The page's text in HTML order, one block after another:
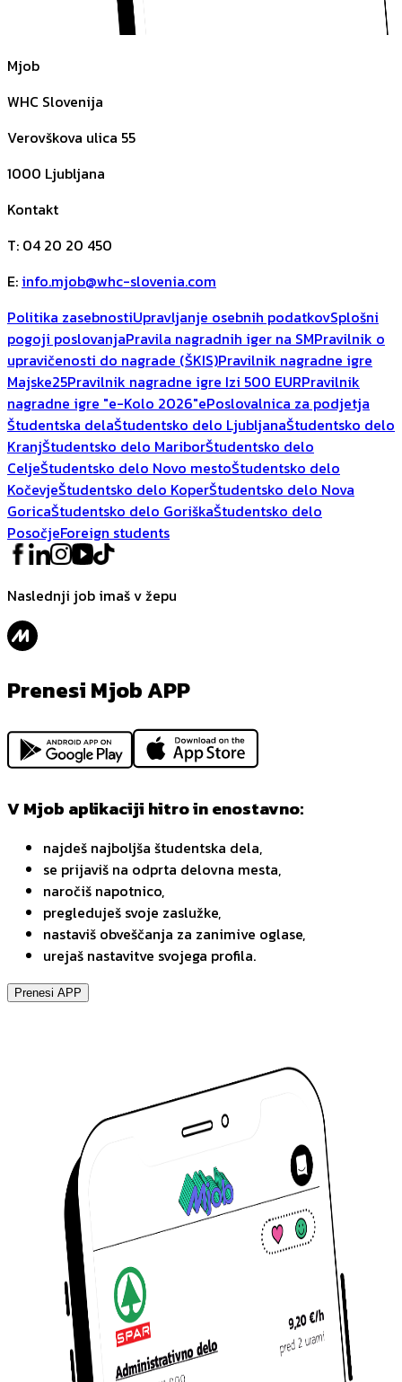
Mjob
WHC Slovenija
Verovškova ulica 55
1000 Ljubljana
Kontakt
T: 04 20 20 450
E: info.mjob@whc-slovenia.com
Politika zasebnostiUpravljanje osebnih podatkovSplošni
pogoji poslovanjaPravila nagradnih iger na SMPravilnik o
upravičenosti do nagrade (ŠKIS)Pravilnik nagradne igre
Majske25Pravilnik nagradne igre Izi 500 EURPravilnik
nagradne igre "e-Kolo 2026"ePoslovalnica za podjetja
Študentska delaŠtudentsko delo LjubljanaŠtudentsko delo
KranjŠtudentsko delo MariborŠtudentsko delo
CeljeŠtudentsko delo Novo mestoŠtudentsko delo
KočevjeŠtudentsko delo KoperŠtudentsko delo Nova
GoricaŠtudentsko delo GoriškaŠtudentsko delo
PosočjeForeign students
Naslednji job imaš v žepu
Prenesi Mjob APP
V Mjob aplikaciji hitro in enostavno:
najdeš najboljša študentska dela,
se prijaviš na odprta delovna mesta,
naročiš napotnico,
pregleduješ svoje zaslužke,
nastaviš obveščanja za zanimive oglase,
urejaš nastavitve svojega profila.
Prenesi APP